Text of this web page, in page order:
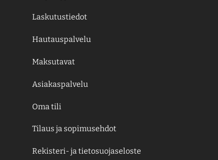
Laskutustiedot
Hautauspalvelu
Maksutavat
Asiakaspalvelu
Oma tili
Tilaus ja sopimusehdot
Rekisteri- ja tietosuojaseloste